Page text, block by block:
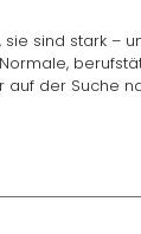
sie sind stark –
auf der Suche